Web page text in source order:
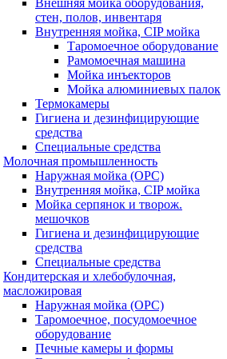
Внешняя мойка оборудования,
стен, полов, инвентаря
Внутренняя мойка, CIP мойка
Таромоечное оборудование
Рамомоечная машина
Мойка инъекторов
Мойка алюминиевых палок
Термокамеры
Гигиена и дезинфицирующие
средства
Специальные средства
Молочная промышленность
Наружная мойка (ОРС)
Внутренняя мойка, CIP мойка
Мойка серпянок и творож.
мешочков
Гигиена и дезинфицирующие
средства
Специальные средства
Кондитерская и хлебобулочная,
масложировая
Наружная мойка (ОРС)
Таромоечное, посудомоечное
оборудование
Печные камеры и формы